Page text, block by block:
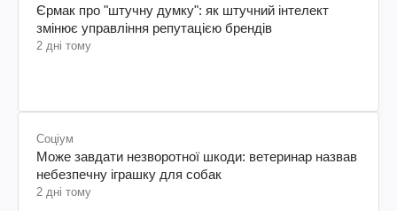
Єрмак про "штучну думку": як штучний інтелект
змінює управління репутацією брендів
2 дні тому
Соціум
Може завдати незворотної шкоди: ветеринар назвав
небезпечну іграшку для собак
2 дні тому